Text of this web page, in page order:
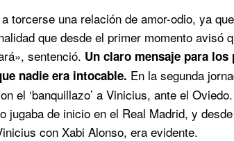
torcerse una relación de amor-odio, ya
que desde el primer momento avisó
sentenció. Un claro mensaje para
nadie era intocable. En la segunda
el ‘banquillazo’ a Vinicius, ante el
jugaba de inicio en el Real Madrid, y
con Xabi Alonso, era evidente.